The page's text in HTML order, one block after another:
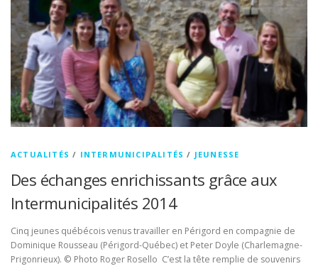
ACTUALITÉS / INTERMUNICIPALITÉS / JEUNESSE
Des échanges enrichissants grâce aux
Intermunicipalités 2014
Cinq jeunes québécois venus travailler en Périgord en compagnie de
Dominique Rousseau (Périgord-Québec) et Peter Doyle (Charlemagne-
Prigonrieux). © Photo Roger Rosello C’est la tête remplie de souvenirs